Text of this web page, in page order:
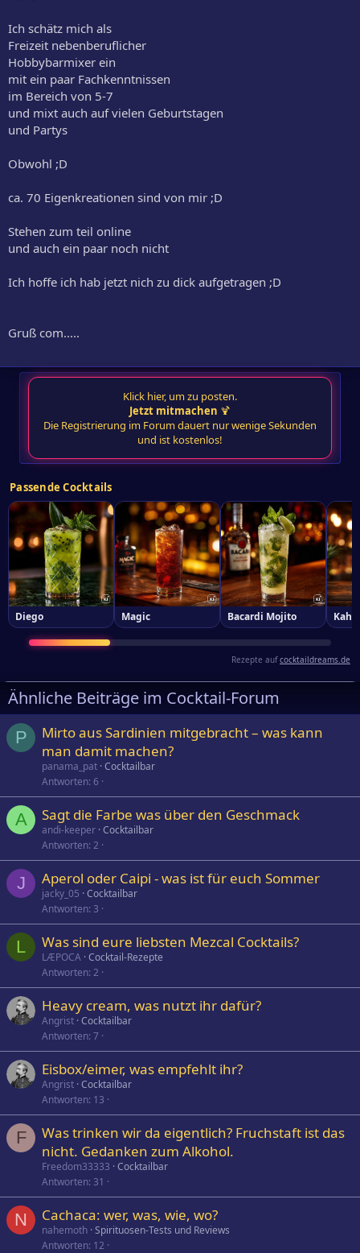
Ich schätz mich als
Freizeit nebenberuflicher
Hobbybarmixer ein
mit ein paar Fachkenntnissen
im Bereich von 5-7
und mixt auch auf vielen Geburtstagen
und Partys
Obwohl ;D
ca. 70 Eigenkreationen sind von mir ;D
Stehen zum teil online
und auch ein paar noch nicht
Ich hoffe ich hab jetzt nich zu dick aufgetragen ;D
Gruß com.....
Klick hier, um zu posten.
Jetzt mitmachen 🍹
Die Registrierung im Forum dauert nur wenige Sekunden
und ist kostenlos!
Passende Cocktails
Diego Magic Bacardi Mojito
Rezepte aufcocktaildreams.de
Ähnliche Beiträge im Cocktail-Forum
P
Mirto aus Sardinien mitgebracht – was kann
man damit machen?
panama_pat Cocktailbar
Antworten 6
A Sagt die Farbe was über den Geschmack
andi-keeper Cocktailbar
Antworten 2
J Aperol oder Caipi - was ist für euch Sommer
jacky_05 Cocktailbar
Antworten 3
L Was sind eure liebsten Mezcal Cocktails?
LÆPOCA Cocktail-Rezepte
Antworten 2
Heavy cream, was nutzt ihr dafür?
Angrist Cocktailbar
Antworten 7
Eisbox/eimer, was empfehlt ihr?
Angrist Cocktailbar
Antworten 13
F
Was trinken wir da eigentlich? Fruchstaft ist das
nicht. Gedanken zum Alkohol.
Freedom33333 Cocktailbar
Antworten 31
N Cachaca: wer, was, wie, wo?
nahemoth Spirituosen-Tests und Reviews
Antworten 12